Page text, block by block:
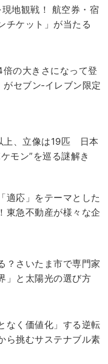
地観戦！ 航空券・宿
チケット」が当たる
の大きさになって登
セブン‐イレブン限定
上、立像は19匹 日本
モン”を巡る謎解き
適応」をテーマとした
東急不動産が様々な企
？さいたま市で専門家
」と太陽光の選び方
なく価値化」する逆転
ら挑むサステナブル素